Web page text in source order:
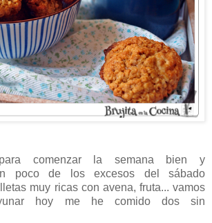
comenzar la semana bien y
poco de los excesos del sábado
muy ricas con avena, fruta... vamos
hoy me he comido dos sin